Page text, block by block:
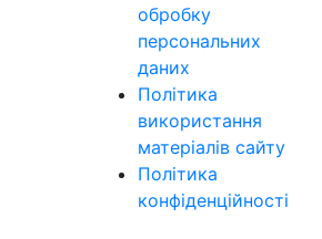
обробку
персональних
даних
Політика
використання
матеріалів сайту
Політика
конфіденційності